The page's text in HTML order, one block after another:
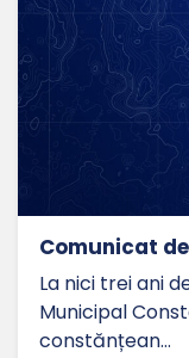
Comunicat
La nici trei ani
Municipal
constănțean…